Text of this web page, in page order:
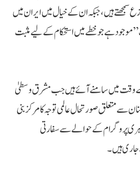
سمجھتے ہیں، جبکہ ان کے خیال میں ایران میں
ہے جو خطے میں استحکام کے لیے مثبت
وقت میں سامنے آئے ہیں جب مشرق وسطیٰ
سے متعلق صورتحال عالمی توجہ کا مرکز بنی
پروگرام کے حوالے سے سفارتی
ہیں۔